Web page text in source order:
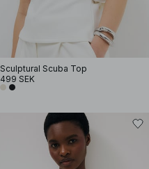
Sculptural Scuba Top
499 SEK